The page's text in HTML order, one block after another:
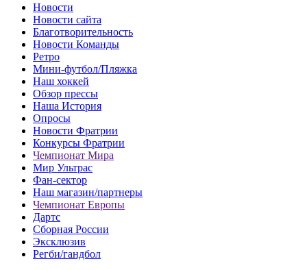
Новости
Новости сайта
Благотворительность
Новости Команды
Ретро
Мини-футбол/Пляжка
Наш хоккей
Обзор прессы
Наша История
Опросы
Новости Фратрии
Конкурсы Фратрии
Чемпионат Мира
Мир Ультрас
Фан-cектор
Наш магазин/партнеры
Чемпионат Европы
Дартс
Сборная России
Эксклюзив
Регби/гандбол